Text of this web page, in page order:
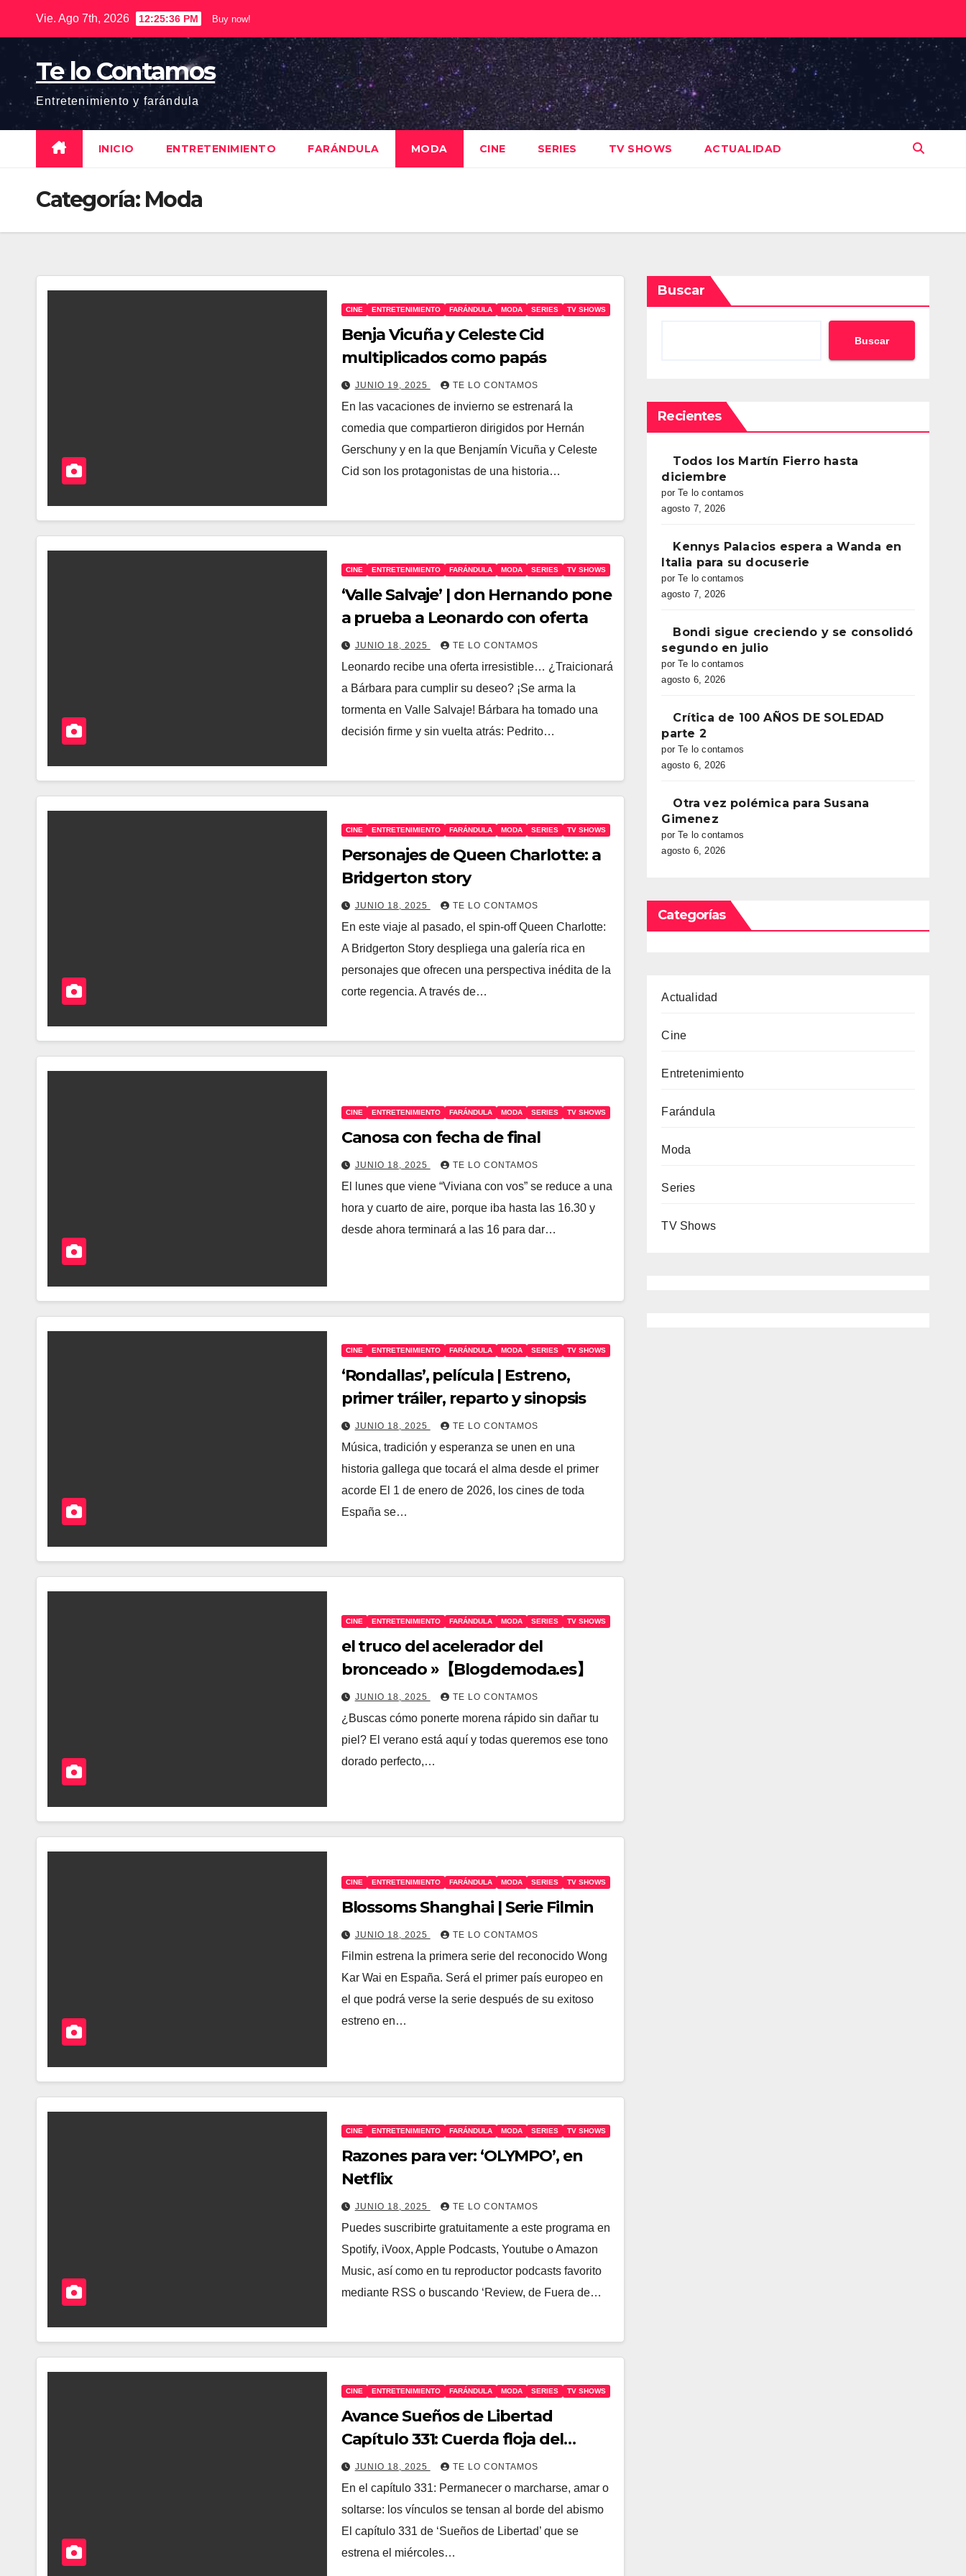
Vie. Ago 7th, 2026 12:25:37 PM Buy now!
Te lo Contamos
Entretenimiento y farándula
INICIO ENTRETENIMIENTO FARÁNDULA MODA CINE SERIES TV SHOWS ACTUALIDAD
Categoría: Moda
CINE ENTRETENIMIENTO FARÁNDULA MODA SERIES TV SHOWS
Benja Vicuña y Celeste Cid
multiplicados como papás
JUNIO 19, 2025 TE LO CONTAMOS
En las vacaciones de invierno se estrenará la
comedia que compartieron dirigidos por Hernán
Gerschuny y en la que Benjamín Vicuña y Celeste
Cid son los protagonistas de una historia…
CINE ENTRETENIMIENTO FARÁNDULA MODA SERIES TV SHOWS
‘Valle Salvaje’ | don Hernando pone
a prueba a Leonardo con oferta
JUNIO 18, 2025 TE LO CONTAMOS
Leonardo recibe una oferta irresistible… ¿Traicionará
a Bárbara para cumplir su deseo? ¡Se arma la
tormenta en Valle Salvaje! Bárbara ha tomado una
decisión firme y sin vuelta atrás: Pedrito…
CINE ENTRETENIMIENTO FARÁNDULA MODA SERIES TV SHOWS
Personajes de Queen Charlotte: a
Bridgerton story
JUNIO 18, 2025 TE LO CONTAMOS
En este viaje al pasado, el spin‑off Queen Charlotte:
A Bridgerton Story despliega una galería rica en
personajes que ofrecen una perspectiva inédita de la
corte regencia. A través de…
CINE ENTRETENIMIENTO FARÁNDULA MODA SERIES TV SHOWS
Canosa con fecha de final
JUNIO 18, 2025 TE LO CONTAMOS
El lunes que viene “Viviana con vos” se reduce a una
hora y cuarto de aire, porque iba hasta las 16.30 y
desde ahora terminará a las 16 para dar…
CINE ENTRETENIMIENTO FARÁNDULA MODA SERIES TV SHOWS
‘Rondallas’, película | Estreno,
primer tráiler, reparto y sinopsis
JUNIO 18, 2025 TE LO CONTAMOS
Música, tradición y esperanza se unen en una
historia gallega que tocará el alma desde el primer
acorde El 1 de enero de 2026, los cines de toda
España se…
CINE ENTRETENIMIENTO FARÁNDULA MODA SERIES TV SHOWS
el truco del acelerador del
bronceado »【Blogdemoda.es】
JUNIO 18, 2025 TE LO CONTAMOS
¿Buscas cómo ponerte morena rápido sin dañar tu
piel? El verano está aquí y todas queremos ese tono
dorado perfecto,…
CINE ENTRETENIMIENTO FARÁNDULA MODA SERIES TV SHOWS
Blossoms Shanghai | Serie Filmin
JUNIO 18, 2025 TE LO CONTAMOS
Filmin estrena la primera serie del reconocido Wong
Kar Wai en España. Será el primer país europeo en
el que podrá verse la serie después de su exitoso
estreno en…
CINE ENTRETENIMIENTO FARÁNDULA MODA SERIES TV SHOWS
Razones para ver: ‘OLYMPO’, en
Netflix
JUNIO 18, 2025 TE LO CONTAMOS
Puedes suscribirte gratuitamente a este programa en
Spotify, iVoox, Apple Podcasts, Youtube o Amazon
Music, así como en tu reproductor podcasts favorito
mediante RSS o buscando ‘Review, de Fuera de…
CINE ENTRETENIMIENTO FARÁNDULA MODA SERIES TV SHOWS
Avance Sueños de Libertad
Capítulo 331: Cuerda floja del
perdón
JUNIO 18, 2025 TE LO CONTAMOS
En el capítulo 331: Permanecer o marcharse, amar o
soltarse: los vínculos se tensan al borde del abismo
El capítulo 331 de ‘Sueños de Libertad’ que se
estrena el miércoles…
Buscar
Buscar
Recientes
Todos los Martín Fierro hasta
diciembre
por Te lo contamos
agosto 7, 2026
Kennys Palacios espera a Wanda en
Italia para su docuserie
por Te lo contamos
agosto 7, 2026
Bondi sigue creciendo y se consolidó
segundo en julio
por Te lo contamos
agosto 6, 2026
Crítica de 100 AÑOS DE SOLEDAD
parte 2
por Te lo contamos
agosto 6, 2026
Otra vez polémica para Susana
Gimenez
por Te lo contamos
agosto 6, 2026
Categorías
Actualidad
Cine
Entretenimiento
Farándula
Moda
Series
TV Shows